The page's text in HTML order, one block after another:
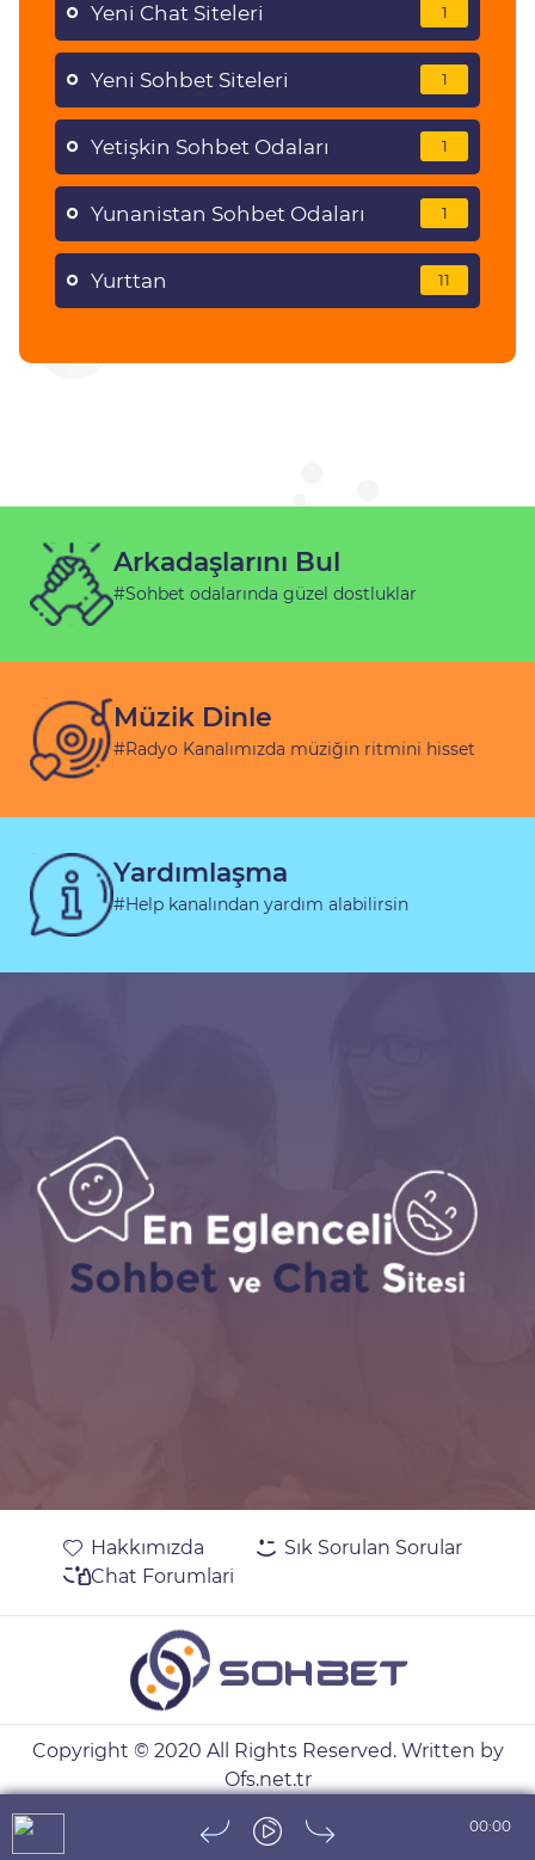
Yeni Chat Siteleri 1
Yeni Sohbet Siteleri 1
Yetişkin Sohbet Odaları 1
Yunanistan Sohbet Odaları 1
Yurttan 11
Arkadaşlarını Bul
#Sohbet odalarında güzel dostluklar
Müzik Dinle
#Radyo Kanalımızda müziğin ritmini hisset
Yardımlaşma
#Help kanalından yardım alabilirsin
Hakkımızda
Sık Sorulan Sorular
Chat Forumlari
Copyright © 2020 All Rights Reserved. Written by
Ofs.net.tr
00:00